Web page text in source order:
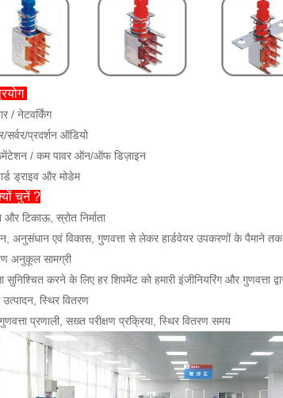
/ नेटवर्किंग
सर्वर/प्रदर्शन ऑडियो
/ कम पावर ऑन/ऑफ डिज़ाइन
ड्राइव और मोडेम
चुनें ?
टिकाऊ, स्रोत निर्माता
अनुसंधान एवं विकास, गुणवत्ता से लेकर हार्डवेयर उपकरणों के पैमाने
अनुकूल सामग्री
सुनिश्चित करने के लिए हर शिपमेंट को हमारी इंजीनियरिंग और गुणवत्ता
स्थिर वितरण
प्रणाली, सख्त परीक्षण प्रक्रिया, स्थिर वितरण समय